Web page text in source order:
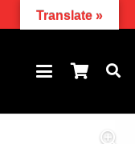
Translate »